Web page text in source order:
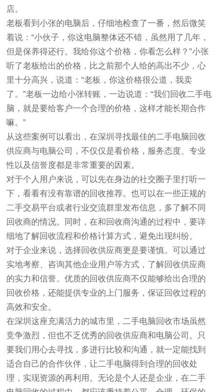
店。
老板看到小张的电脑后，仔细地检查了一番，然后微笑
着说：“小伙子，你这电脑整体还不错，虽然用了几年，
但是保养得还行。我给你这个价格，你看怎么样？”小张
听了老板给出的价格，比之前那个人给的高出不少，心
里十分高兴，说道：“老板，你这价格很公道，我卖
了。”老板一边给小张转账，一边说道：“我们回收二手电
脑，就是要给客户一个合理的价格，这样才能长期合作
嘛。”
从这些案例可以看出，在深圳寻找最佳的二手电脑回收
供应商与电脑公司，不仅仅是看价格，服务态度、专业
性以及信誉度都是非常重要的因素。
对于个人用户来说，可以先在身边的社交圈子里打听一
下，看看有没有靠谱的回收推荐。也可以在一些正规的
二手交易平台或者行业交流群里发布信息，多了解不同
回收商的情况。同时，在和回收商沟通的过程中，要详
细地了解回收流程和价格计算方式，避免出现纠纷。
对于企业来说，选择回收供应商更是要谨慎。可以通过
实地考察、咨询其他企业用户等方式，了解回收供应商
的实力和信誉。优质的回收供应商不仅能够给出合理的
回收价格，还能提供专业的上门服务，保证回收过程的
高效和安全。
在深圳这座充满活力的城市里，二手电脑回收市场虽然
竞争激烈，但也不乏优秀的回收供应商和电脑公司。只
要我们用心去寻找，多进行比较和沟通，就一定能找到
适合自己的合作伙伴，让二手电脑得到合理的回收处
理，实现资源的再利用。无论是个人还是企业，在二手